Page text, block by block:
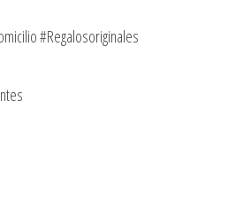
#Regalosoriginales